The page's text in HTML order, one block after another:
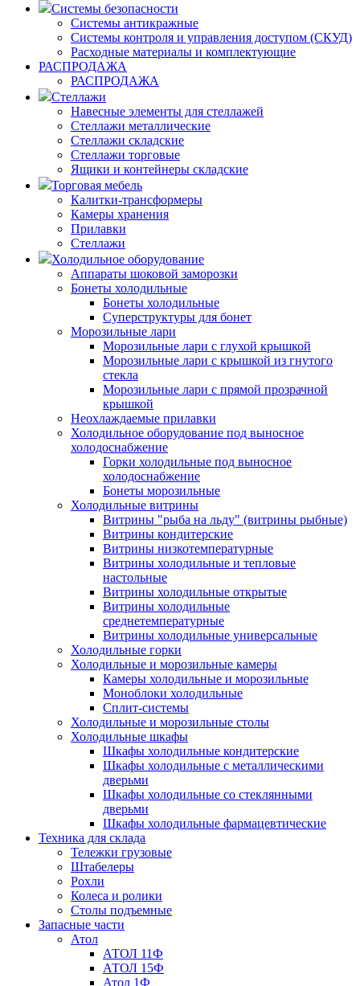
Системы безопасности
Системы антикражные
Системы контроля и управления доступом (СКУД)
Расходные материалы и комплектующие
РАСПРОДАЖА
РАСПРОДАЖА
Стеллажи
Навесные элементы для стеллажей
Стеллажи металлические
Стеллажи складские
Стеллажи торговые
Ящики и контейнеры складские
Торговая мебель
Калитки-трансформеры
Камеры хранения
Прилавки
Стеллажи
Холодильное оборудование
Аппараты шоковой заморозки
Бонеты холодильные
Бонеты холодильные
Суперструктуры для бонет
Морозильные лари
Морозильные лари с глухой крышкой
Морозильные лари с крышкой из гнутого
стекла
Морозильные лари с прямой прозрачной
крышкой
Неохлаждаемые прилавки
Холодильное оборудование под выносное
холодоснабжение
Горки холодильные под выносное
холодоснабжение
Бонеты морозильные
Холодильные витрины
Витрины "рыба на льду" (витрины рыбные)
Витрины кондитерские
Витрины низкотемпературные
Витрины холодильные и тепловые
настольные
Витрины холодильные открытые
Витрины холодильные
среднетемпературные
Витрины холодильные универсальные
Холодильные горки
Холодильные и морозильные камеры
Камеры холодильные и морозильные
Моноблоки холодильные
Сплит-системы
Холодильные и морозильные столы
Холодильные шкафы
Шкафы холодильные кондитерские
Шкафы холодильные с металлическими
дверьми
Шкафы холодильные со стеклянными
дверьми
Шкафы холодильные фармацевтические
Техника для склада
Тележки грузовые
Штабелеры
Рохли
Колеса и ролики
Столы подъемные
Запасные части
Атол
АТОЛ 11Ф
АТОЛ 15Ф
Атол 1Ф